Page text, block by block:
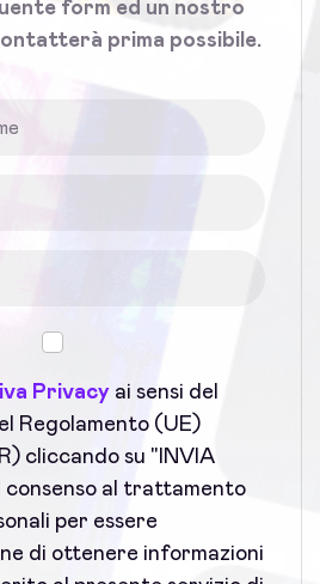
form ed un nostro
prima possibile.
Privacy ai sensi del
Regolamento (UE)
cliccando su "INVIA
consenso al trattamento
per essere
di ottenere informazioni